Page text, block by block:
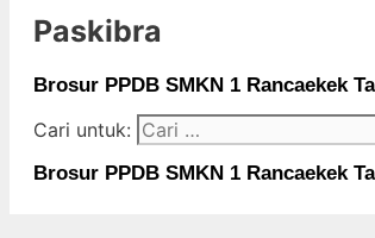
Paskibra
Brosur PPDB SMKN 1 Rancaekek
Cari untuk:
Brosur PPDB SMKN 1 Rancaekek